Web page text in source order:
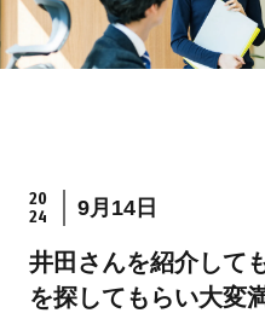
20
24
9月14日
井田さんを紹介して
を探してもらい大変